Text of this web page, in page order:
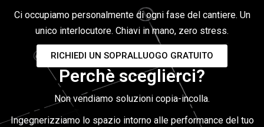
Ci occupiamo personalmente di ogni fase del cantiere. Un
unico interlocutore. Chiavi in mano, zero stress.
RICHIEDI UN SOPRALLUOGO GRATUITO
Perchè sceglierci?
Non vendiamo soluzioni copia-incolla.
Ingegnerizziamo lo spazio intorno alle performance del tuo